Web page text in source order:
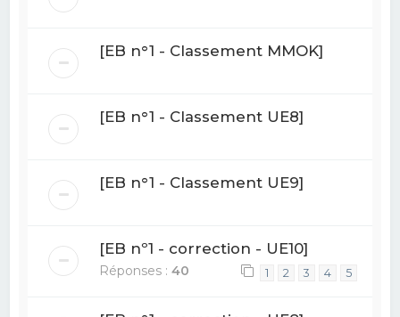
[EB n°1 - Classement MMOK]
[EB n°1 - Classement UE8]
[EB n°1 - Classement UE9]
[EB nº1 - correction - UE10]
Réponses :40 1 2 3 4 5